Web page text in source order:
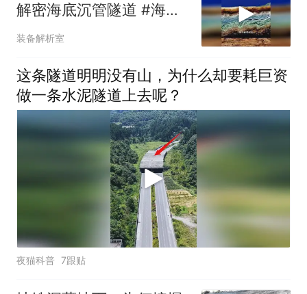
解密海底沉管隧道 #海底
隧道 #沉管隧道
装备解析室
这条隧道明明没有山，为什么却要耗巨资
做一条水泥隧道上去呢？
夜猫科普 7跟贴